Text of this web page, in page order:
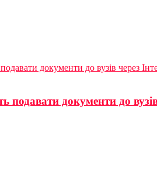
документи до вузів через
документи до